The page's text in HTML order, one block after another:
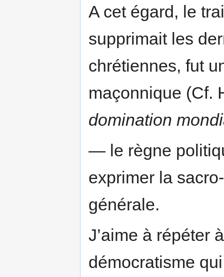
A cet égard, le
supprimait les
chrétiennes, fut
maçonnique (Cf.
domination
— le règne
exprimer la
générale.
J’aime à répéter
démocratisme